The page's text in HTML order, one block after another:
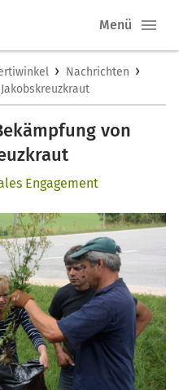
Menü
› Nachrichten ›
von
Engagement